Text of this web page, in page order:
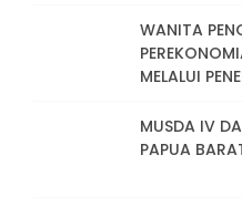
WANITA
MELALUI
MUSDA IV DAN PELANTIKAN DPD IWAPI
PAPUA